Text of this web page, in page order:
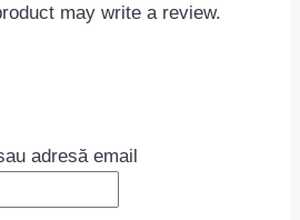
may write a review.
adresă email